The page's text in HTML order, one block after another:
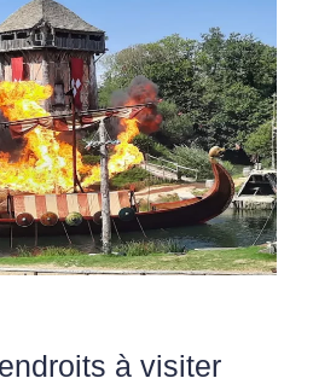
à visiter